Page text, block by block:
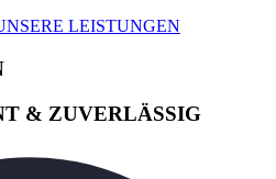
LEISTUNGEN
& ZUVERLÄSSIG